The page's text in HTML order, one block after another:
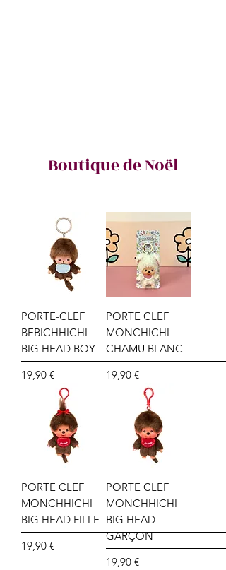
Boutique de Noël
PORTE-CLEF
BEBICHHICHI
BIG HEAD BOY
Prix
19,90 €
PORTE CLEF
MONCHICHI
CHAMU BLANC
Prix
19,90 €
PORTE CLEF
MONCHHICHI
BIG HEAD FILLE
Prix
19,90 €
PORTE CLEF
MONCHHICHI
BIG HEAD
GARÇON
Prix
19,90 €